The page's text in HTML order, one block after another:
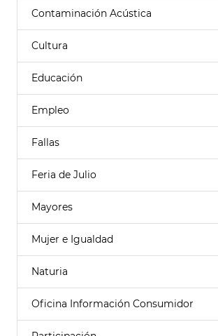
Contaminación Acústica
Cultura
Educación
Empleo
Fallas
Feria de Julio
Mayores
Mujer e Igualdad
Naturia
Oficina Información Consumidor